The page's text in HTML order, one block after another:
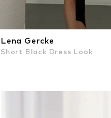
Lena Gercke
Short Black Dress Look